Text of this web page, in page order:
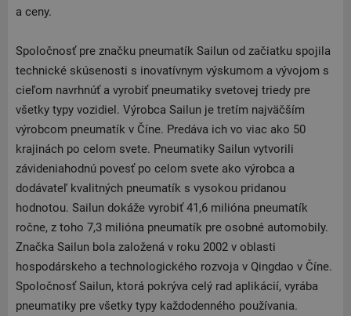
a ceny.
Spoločnosť pre značku pneumatík Sailun od začiatku spojila
technické skúsenosti s inovatívnym výskumom a vývojom s
cieľom navrhnúť a vyrobiť pneumatiky svetovej triedy pre
všetky typy vozidiel. Výrobca Sailun je tretím najväčším
výrobcom pneumatík v Číne. Predáva ich vo viac ako 50
krajinách po celom svete. Pneumatiky Sailun vytvorili
závideniahodnú povesť po celom svete ako výrobca a
dodávateľ kvalitných pneumatík s vysokou pridanou
hodnotou. Sailun dokáže vyrobiť 41,6 milióna pneumatík
ročne, z toho 7,3 milióna pneumatík pre osobné automobily.
Značka Sailun bola založená v roku 2002 v oblasti
hospodárskeho a technologického rozvoja v Qingdao v Číne.
Spoločnosť Sailun, ktorá pokrýva celý rad aplikácií, vyrába
pneumatiky pre všetky typy každodenného používania.